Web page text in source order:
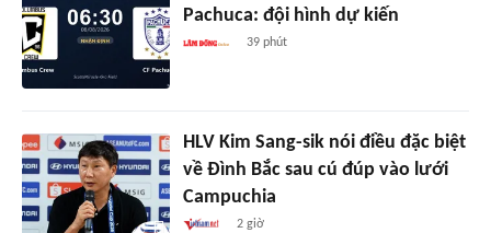
Pachuca: đội hình dự kiến
39 phút
HLV Kim Sang-sik nói điều đặc biệt
về Đình Bắc sau cú đúp vào lưới
Campuchia
2 giờ